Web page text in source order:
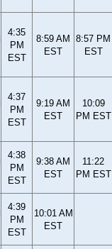
4:35
PM
EST
8:59 AM
EST
8:57 PM
EST
4:37
PM
EST
9:19 AM
EST
10:09
PM EST
4:38
PM
EST
9:38 AM
EST
11:22
PM EST
4:39
PM
EST
10:01 AM
EST